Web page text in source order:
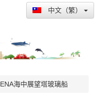
中文（繁）
海中展望塔玻璃船